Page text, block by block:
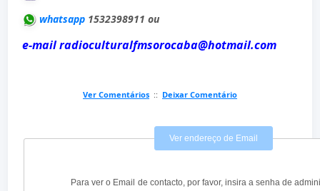
whatsapp 1532398911 ou
e-mail radioculturalfmsorocaba@hotmail.com
Ver Comentários :: Deixar Comentário
Ver endereço de Email
Para ver o Email de contacto, por favor, insira a senha de